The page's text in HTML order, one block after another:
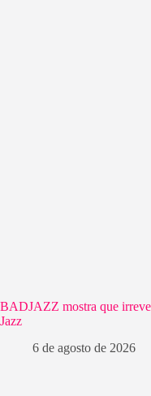
BADJAZZ mostra que
Jazz
6 de agosto de 2026